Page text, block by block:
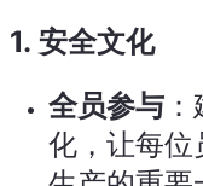
1.安全文化
全员参与
化，让每位